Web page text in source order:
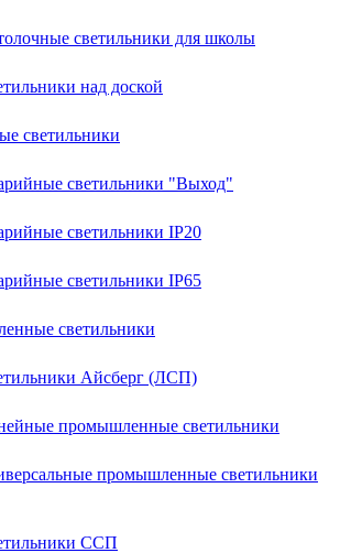
светильники для школы
над доской
светильники
светильники "Выход"
светильники IP20
светильники IP65
светильники
Айсберг (ЛСП)
промышленные светильники
промышленные светильники
ССП